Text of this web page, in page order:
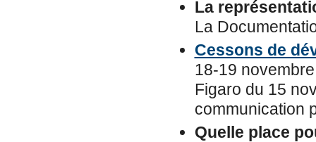
La
La
Cessons de
18-19
Figaro du 15
communication
Quelle place